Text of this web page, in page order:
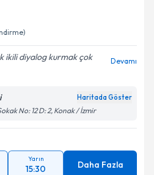
ikili diyalog kurmak çok
Devamı
Haritada Göster
No: 12 D: 2, Konak / İzmir
Yarın
15:30 Daha Fazla